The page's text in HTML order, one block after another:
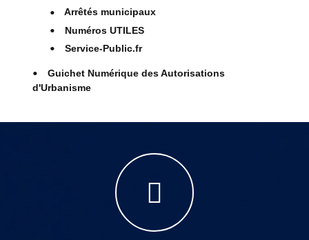
Arrêtés municipaux
Numéros UTILES
Service-Public.fr
Guichet Numérique des Autorisations
d'Urbanisme